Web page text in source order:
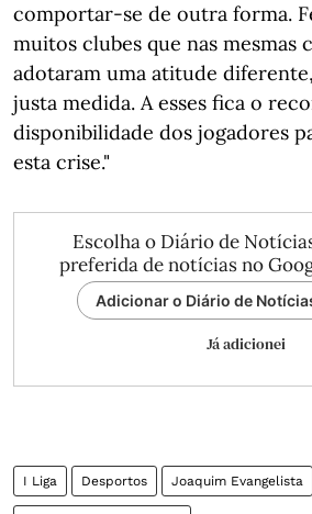
comportar-se de outra forma.
muitos clubes que nas mesmas
adotaram uma atitude
justa medida. A esses fica o
disponibilidade dos jogadores
esta crise."
Escolha o Diário de
preferida de notícias no
Adicionar o Diário de
Já adicionei
I Liga Desportos Joaquim Evangelista